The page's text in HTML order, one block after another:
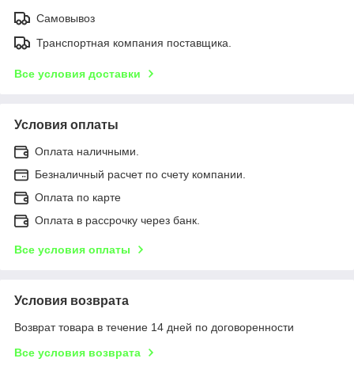
Самовывоз
Транспортная компания поставщика.
Все условия доставки
Условия оплаты
Оплата наличными.
Безналичный расчет по счету компании.
Оплата по карте
Оплата в рассрочку через банк.
Все условия оплаты
Условия возврата
Возврат товара в течение 14 дней по договоренности
Все условия возврата